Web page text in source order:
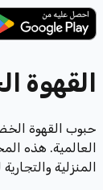
القهوة
حبوب القهوة
العالمية. هذه
المنزلية